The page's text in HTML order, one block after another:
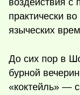
воздействия с
практически
языческих
До сих пор в
бурной
«коктейль» —